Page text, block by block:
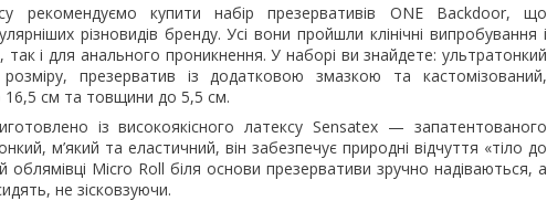
рекомендуємо купити набір презервативів ONE Backdoor, що
різновидів бренду. Усі вони пройшли клінічні випробування і
так і для анального проникнення. У наборі ви знайдете: ультратонкий
презерватив із додатковою змазкою та кастомізований,
см та товщини до 5,5 см.
із високоякісного латексу Sensatex — запатентованого
м’який та еластичний, він забезпечує природні відчуття «тіло до
облямівці Micro Roll біля основи презервативи зручно надіваються, а
не зісковзуючи.